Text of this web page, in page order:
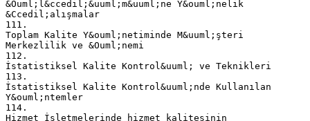
&Ouml;l&ccedil;&uuml;m&uuml;ne Y&ouml;nelik
&Ccedil;alışmalar
111.
Toplam Kalite Y&ouml;netiminde M&uuml;şteri
Merkezlilik ve &Ouml;nemi
112.
İstatistiksel Kalite Kontrol&uuml; ve Teknikleri
113.
İstatistiksel Kalite Kontrol&uuml;nde Kullanılan
Y&ouml;ntemler
114.
Hizmet İşletmelerinde hizmet kalitesinin